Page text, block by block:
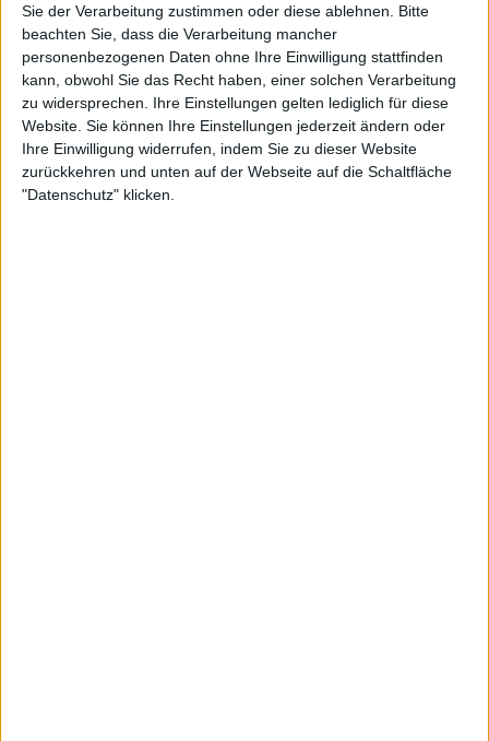
Sie der Verarbeitung zustimmen oder diese ablehnen.
Bitte
beachten Sie, dass die Verarbeitung mancher
personenbezogenen Daten ohne Ihre Einwilligung stattfinden
kann, obwohl Sie das Recht haben, einer solchen Verarbeitung
zu widersprechen. Ihre Einstellungen gelten lediglich für diese
Website. Sie können Ihre Einstellungen jederzeit ändern oder
Ihre Einwilligung widerrufen, indem Sie zu dieser Website
zurückkehren und unten auf der Webseite auf die Schaltfläche
"Datenschutz" klicken.